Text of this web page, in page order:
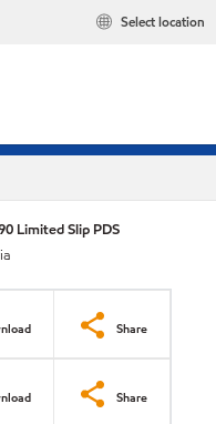
Select location
Limited Slip PDS
Share
Share